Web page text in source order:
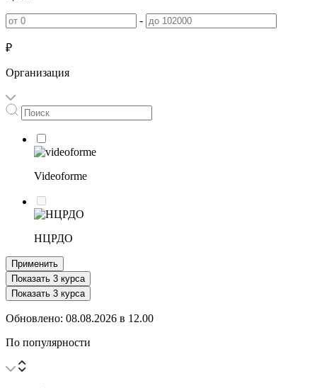
-
₽
Организация
Videoforme
НЦРДО
Применить
Показать 3 курса
Показать 3 курса
Обновлено: 08.08.2026 в 12.00
По популярности